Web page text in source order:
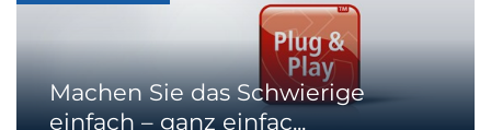
Machen Sie das Schwierige
einfach – ganz einfac...